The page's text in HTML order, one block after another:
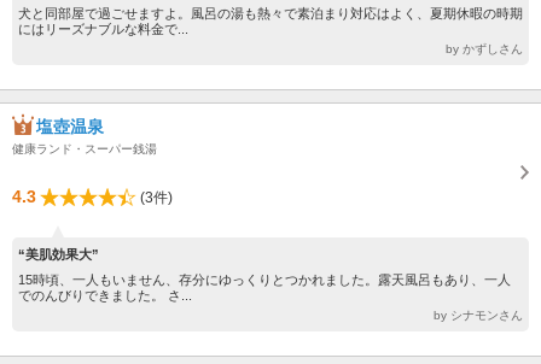
犬と同部屋で過ごせますよ。風呂の湯も熱々で素泊まり対応はよく、夏期休暇の時期
にはリーズナブルな料金で...
by かずしさん
塩壺温泉
健康ランド・スーパー銭湯
4.3 (3件)
“美肌効果大”
15時頃、一人もいません、存分にゆっくりとつかれました。露天風呂もあり、一人
でのんびりできました。 さ...
by シナモンさん